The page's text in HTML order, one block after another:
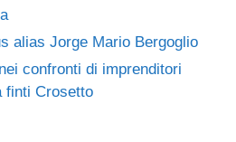
alias Jorge Mario Bergoglio
confronti di imprenditori
finti Crosetto